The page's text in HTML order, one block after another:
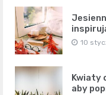
10
Kwiaty
aby